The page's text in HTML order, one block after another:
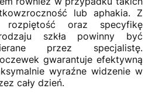
lub aphakia. Z
oraz specyfikę
szkła powinny być
przez specjalistę.
gwarantuje efektywną
wyraźne widzenie w
cały dzień.